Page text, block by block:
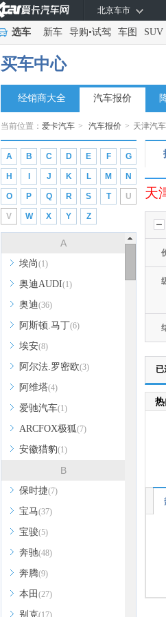
北京车市
选车 新车 导购•试驾 车图 SUV
买车中心
经销商大全 汽车报价
当前位置： 爱卡汽车 > 汽车报价 > 天津汽
A B C D E F G
H J K L M N
O P Q R S T U
V W X Y Z
A
埃尚(1)
奥迪AUDI(1)
奥迪(36)
阿斯顿.马丁(6)
埃安(8)
阿尔法.罗密欧(3)
阿维塔(4)
爱驰汽车(1)
ARCFOX极狐(7)
安徽猎豹(1)
B
保时捷(7)
宝马(37)
宝骏(5)
奔驰(48)
奔腾(9)
本田 (27)
别克(17)
天
已